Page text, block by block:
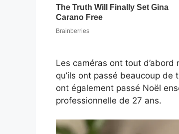
Les caméras ont tout
qu’ils ont passé beaucoup
ont également passé Noël
professionnelle de 27 ans.